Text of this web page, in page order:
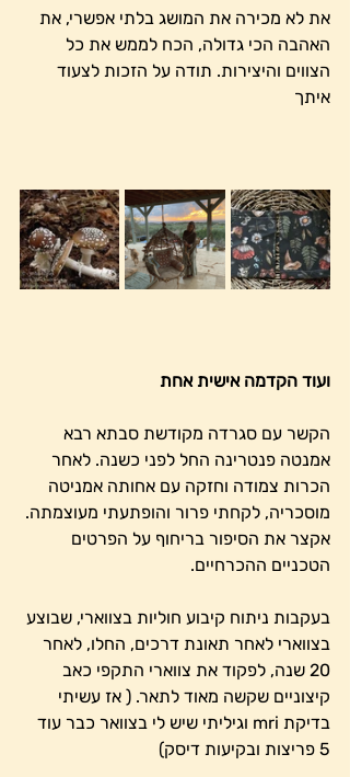
את לא מכירה את המושג בלתי אפשרי, את
האהבה הכי גדולה, הכח לממש את כל
הצווים והיצירות. תודה על הזכות לצעוד
איתך
ועוד הקדמה אישית אחת
הקשר עם סגרדה מקודשת סבתא רבא
אמנטה פנטרינה החל לפני כשנה. לאחר
הכרות צמודה וחזקה עם אחותה אמניטה
מוסכריה, לקחתי פרור והופתעתי מעוצמתה.
אקצר את הסיפור בריחוף על הפרטים
הטכניים ההכרחיים.
בעקבות ניתוח קיבוע חוליות בצווארי, שבוצע
בצווארי לאחר תאונת דרכים, החלו, לאחר
20 שנה, לפקוד את צווארי התקפי כאב
קיצוניים שקשה מאוד לתאר. ( אז עשיתי
בדיקת mri וגיליתי שיש לי בצוואר כבר עוד
5 פריצות ובקיעות דיסק)